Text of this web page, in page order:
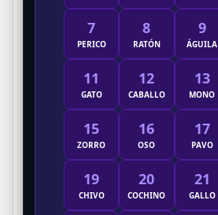
7
PERICO
8
RATÓN
9
ÁGUILA
11
GATO
12
CABALLO
13
MONO
15
ZORRO
16
OSO
17
PAVO
19
CHIVO
20
COCHINO
21
GALLO